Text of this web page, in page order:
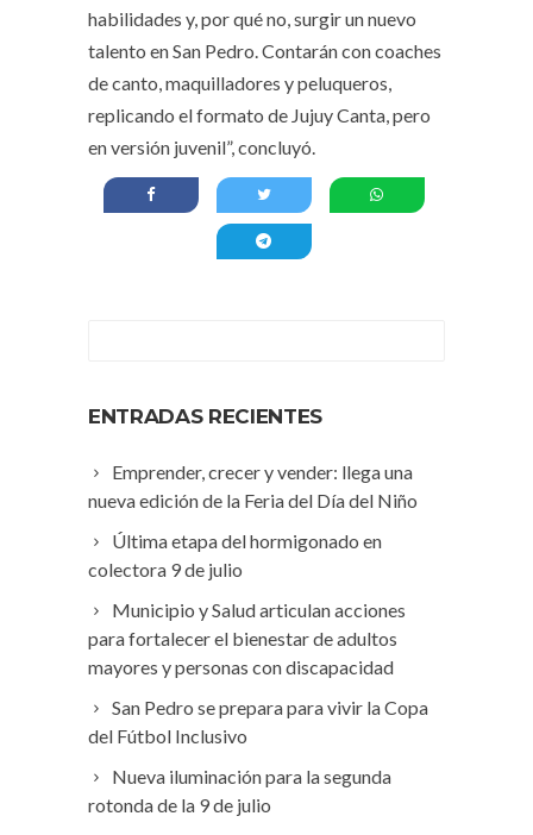
habilidades y, por qué no, surgir un nuevo
talento en San Pedro. Contarán con coaches
de canto, maquilladores y peluqueros,
replicando el formato de Jujuy Canta, pero
en versión juvenil”, concluyó.
ENTRADAS RECIENTES
Emprender, crecer y vender: llega una
nueva edición de la Feria del Día del Niño
Última etapa del hormigonado en
colectora 9 de julio
Municipio y Salud articulan acciones
para fortalecer el bienestar de adultos
mayores y personas con discapacidad
San Pedro se prepara para vivir la Copa
del Fútbol Inclusivo
Nueva iluminación para la segunda
rotonda de la 9 de julio